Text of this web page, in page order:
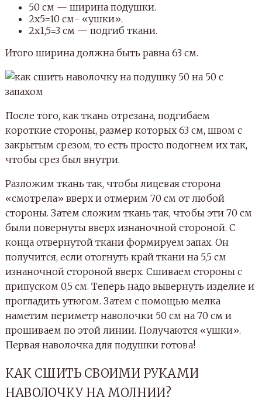
50 см — ширина подушки.
2х5=10 см- «ушки».
2х1,5=3 см — подгиб ткани.
Итого ширина должна быть равна 63 см.
После того, как ткань отрезана, подгибаем
короткие стороны, размер которых 63 см, швом с
закрытым срезом, то есть просто подогнем их так,
чтобы срез был внутри.
Разложим ткань так, чтобы лицевая сторона
«смотрела» вверх и отмерим 70 см от любой
стороны. Затем сложим ткань так, чтобы эти 70 см
были повернуты вверх изнаночной стороной. С
конца отвернутой ткани формируем запах. Он
получится, если отогнуть край ткани на 5,5 см
изнаночной стороной вверх. Сшиваем стороны с
припуском 0,5 см. Теперь надо вывернуть изделие и
прогладить утюгом. Затем с помощью мелка
наметим периметр наволочки 50 см на 70 см и
прошиваем по этой линии. Получаются «ушки».
Первая наволочка для подушки готова!
КАК СШИТЬ СВОИМИ РУКАМИ
НАВОЛОЧКУ НА МОЛНИИ?